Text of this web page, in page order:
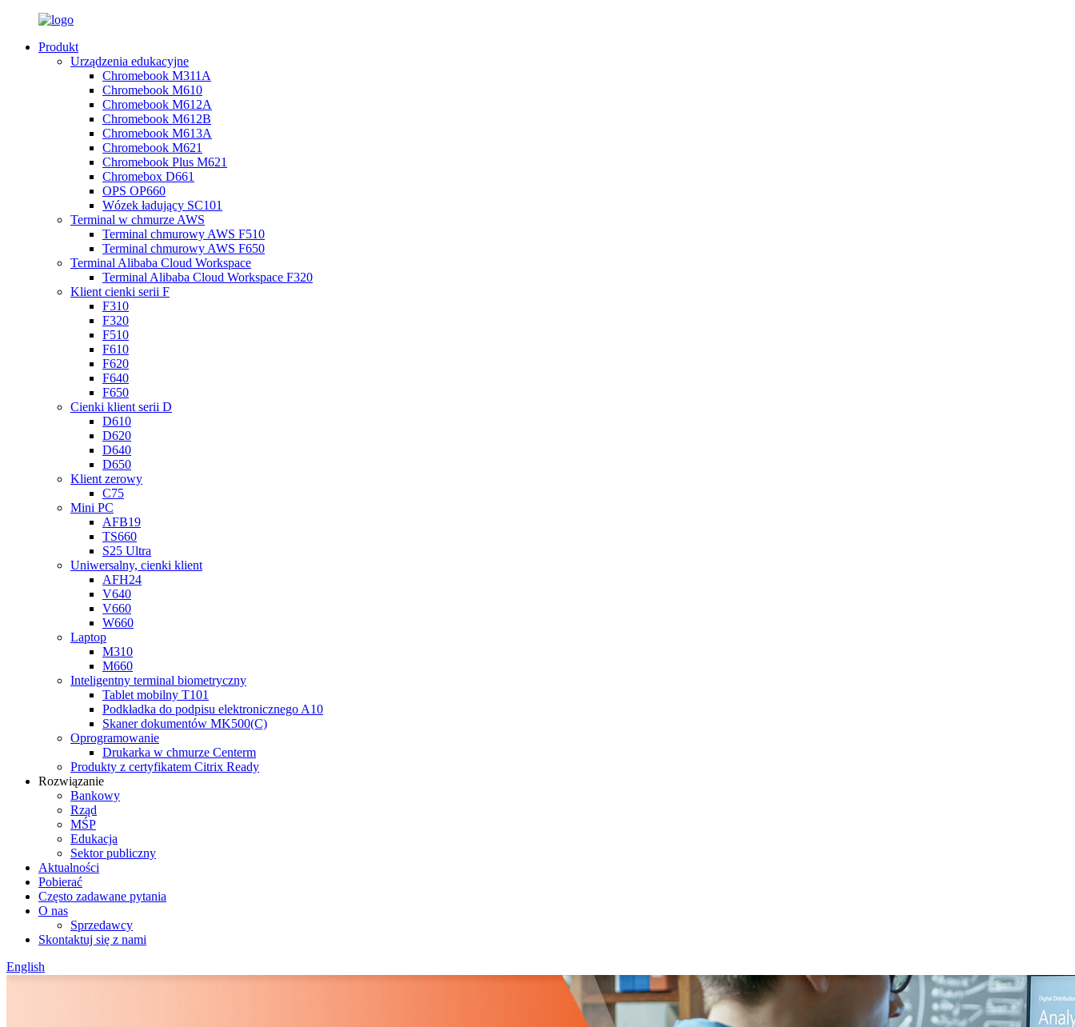
Produkt
Urządzenia edukacyjne
Chromebook M311A
Chromebook M610
Chromebook M612A
Chromebook M612B
Chromebook M613A
Chromebook M621
Chromebook Plus M621
Chromebox D661
OPS OP660
Wózek ładujący SC101
Terminal w chmurze AWS
Terminal chmurowy AWS F510
Terminal chmurowy AWS F650
Terminal Alibaba Cloud Workspace
Terminal Alibaba Cloud Workspace F320
Klient cienki serii F
F310
F320
F510
F610
F620
F640
F650
Cienki klient serii D
D610
D620
D640
D650
Klient zerowy
C75
Mini PC
AFB19
TS660
S25 Ultra
Uniwersalny, cienki klient
AFH24
V640
V660
W660
Laptop
M310
M660
Inteligentny terminal biometryczny
Tablet mobilny T101
Podkładka do podpisu elektronicznego A10
Skaner dokumentów MK500(C)
Oprogramowanie
Drukarka w chmurze Centerm
Produkty z certyfikatem Citrix Ready
Rozwiązanie
Bankowy
Rząd
MŚP
Edukacja
Sektor publiczny
Aktualności
Pobierać
Często zadawane pytania
O nas
Sprzedawcy
Skontaktuj się z nami
English